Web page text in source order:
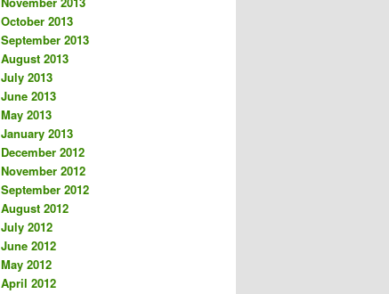
October 2013
September 2013
August 2013
July 2013
June 2013
May 2013
January 2013
December 2012
November 2012
September 2012
August 2012
July 2012
June 2012
May 2012
April 2012